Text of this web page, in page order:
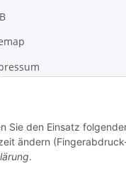
Sie den Einsatz
ändern
.